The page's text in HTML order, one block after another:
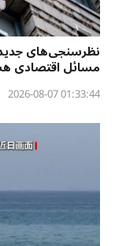
نظرسنجی‌‌های جدید:
مسائل اقتصادی
01:33:44 2026-08-07